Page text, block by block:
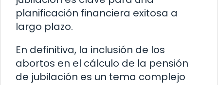
planificación financiera exitosa a
largo plazo.
En definitiva, la inclusión de los
abortos en el cálculo de la pensión
de jubilación es un tema complejo